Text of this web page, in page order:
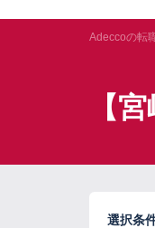
Adeccoの転
【
選択条